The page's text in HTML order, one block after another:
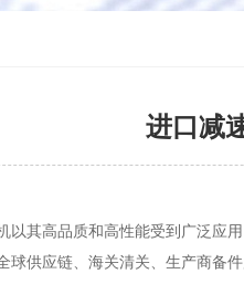
进口减
以其高品质和高性能受到广泛应
球供应链、海关清关、生产商备件